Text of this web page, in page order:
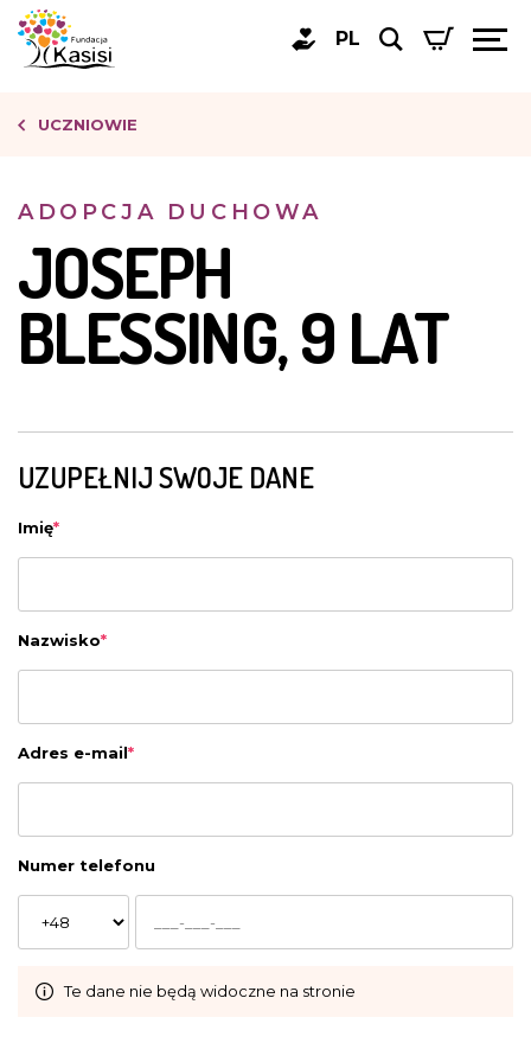
PL
UCZNIOWIE
ADOPCJA DUCHOWA
JOSEPH
BLESSING, 9 LAT
UZUPEŁNIJ SWOJE DANE
Imię*
Nazwisko*
Adres e-mail*
Numer telefonu
Te dane nie będą widoczne na stronie